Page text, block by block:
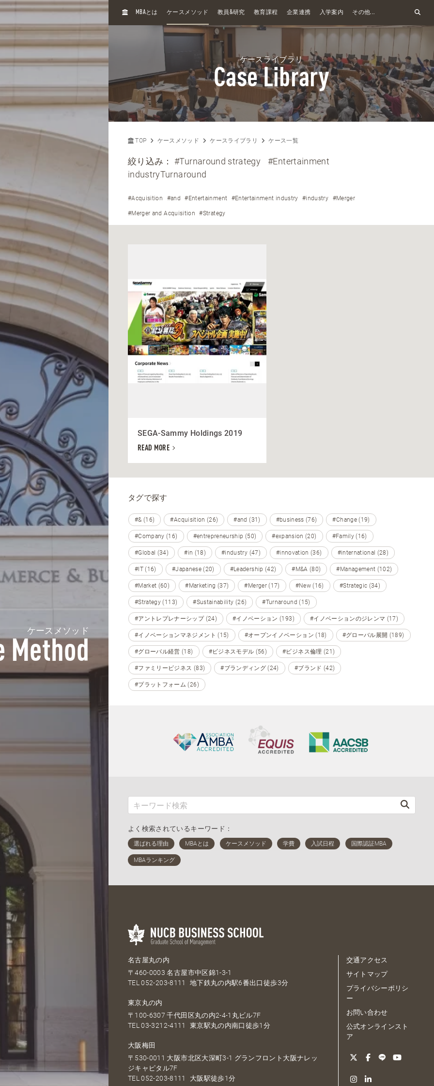
ケースメソッド
Method
H
MBAとは ケースメソッド 教員&研究 教育課程 企業連携 入学案内 その他...
ケースライブラリ
Case Library
TOP ケースメソッド ケースライブラリ ケース一覧
絞り込み：#Turnaround strategy
#Entertainment
industryTurnaround
#Acquisition #and #Entertainment #Entertainment industry #industry #Merger
#Merger and Acquisition #Strategy
SEGA-Sammy Holdings 2019
READ MORE
タグで探す
#& (16) #Acquisition (26) #and (31) #business (76) #Change (19)
#Company (16) #entrepreneurship (50) #expansion (20) #Family (16)
#Global (34) #in (18) #industry (47) #innovation (36) #international (28)
#IT (16) #Japanese (20) #Leadership (42) #M&A (80) #Management (102)
#Market (60) #Marketing (37) #Merger (17) #New (16) #Strategic (34)
#Strategy (113) #Sustainability (26) #Turnaround (15)
#アントレプレナーシップ (24) #イノベーション (193) #イノベーションのジレンマ (17)
#イノベーションマネジメント (15) #オープンイノベーション (18) #グローバル展開 (189)
#グローバル経営 (18) #ビジネスモデル (56) #ビジネス倫理 (21)
#ファミリービジネス (83) #ブランディング (24) #ブランド (42)
#プラットフォーム (26)
よく検索されているキーワード：
名古屋丸の内
〒460-0003 名古屋市中区錦1-3-1
TEL052-203-8111 地下鉄丸の内駅6番出口徒歩3分
東京丸の内
〒100-6307 千代田区丸の内2-4-1丸ビル7F
TEL03-3212-4111 東京駅丸の内南口徒歩1分
大阪梅田
〒530-0011 大阪市北区大深町3-1 グランフロント大阪ナレッ
ジキャピタル7F
TEL052-203-8111 大阪駅徒歩1分
交通アクセス
サイトマップ
プライバシーポリシ
ー
お問い合わせ
公式オンラインスト
ア